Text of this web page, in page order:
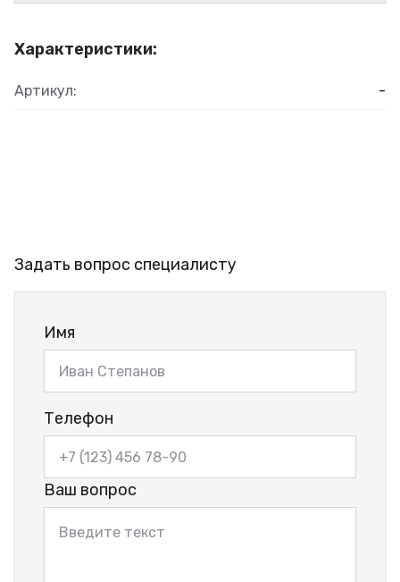
Характеристики:
Артикул: -
Задать вопрос специалисту
Имя
Телефон
Ваш вопрос